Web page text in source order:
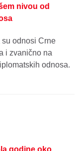
nivou od
odnosi Crne
i zvanično na
odnosa.
godine oko